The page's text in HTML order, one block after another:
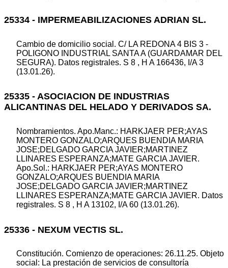
25334 - IMPERMEABILIZACIONES ADRIAN SL.
Cambio de domicilio social. C/ LA REDONA 4 BIS 3 -
POLIGONO INDUSTRIAL SANTA A (GUARDAMAR DEL
SEGURA). Datos registrales. S 8 , H A 166436, I/A 3
(13.01.26).
25335 - ASOCIACION DE INDUSTRIAS
ALICANTINAS DEL HELADO Y DERIVADOS SA.
Nombramientos. Apo.Manc.: HARKJAER PER;AYAS
MONTERO GONZALO;ARQUES BUENDIA MARIA
JOSE;DELGADO GARCIA JAVIER;MARTINEZ
LLINARES ESPERANZA;MATE GARCIA JAVIER.
Apo.Sol.: HARKJAER PER;AYAS MONTERO
GONZALO;ARQUES BUENDIA MARIA
JOSE;DELGADO GARCIA JAVIER;MARTINEZ
LLINARES ESPERANZA;MATE GARCIA JAVIER. Datos
registrales. S 8 , H A 13102, I/A 60 (13.01.26).
25336 - NEXUM VECTIS SL.
Constitución. Comienzo de operaciones: 26.11.25. Objeto
social: La prestación de servicios de consultoría